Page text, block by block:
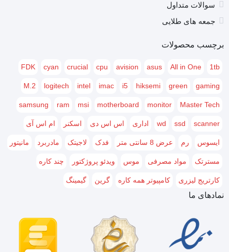
نوع چاپ
وزن
سوالات متداول
جمعه های طلایی
برچسب محصولات
1tb
All in One
asus
avision
cpu
crucial
cyan
FDK
gaming
green
hiksemi
i5
imac
intel
logitech
M.2
Master Tech
monitor
motherboard
msi
ram
samsung
scanner
ssd
wd اداری اس اس دی اسکنر ام اس آی
ایسوس رم عرض 8 سانتی متر فدک لاجیتک مادربرد مانیتور
مسترتک مواد مصرفی موس ویدئو پروژکتور چند کاره
کارتریج لیزری کامپیوتر همه کاره گرین گیمینگ
نمادهای ما